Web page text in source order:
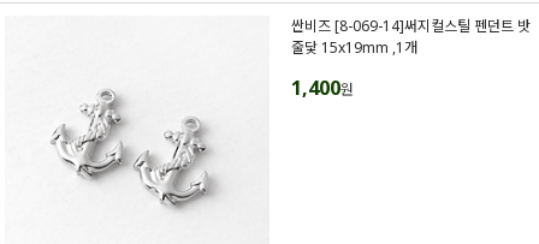
싼비즈 [8-069-14]써지컬스틸 펜던트 밧
줄닻 15x19mm ,1개
1,400원